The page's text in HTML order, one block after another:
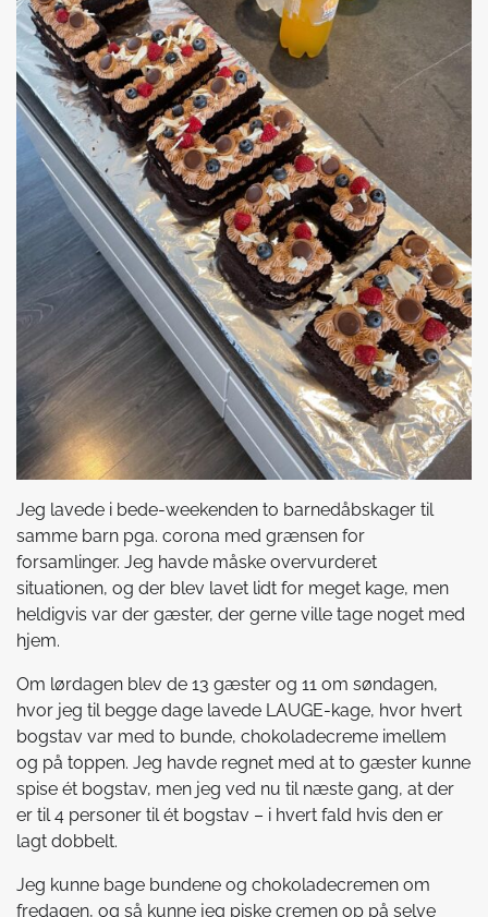
Jeg lavede i bede-weekenden to barnedåbskager til
samme barn pga. corona med grænsen for
forsamlinger. Jeg havde måske overvurderet
situationen, og der blev lavet lidt for meget kage, men
heldigvis var der gæster, der gerne ville tage noget med
hjem.
Om lørdagen blev de 13 gæster og 11 om søndagen,
hvor jeg til begge dage lavede LAUGE-kage, hvor hvert
bogstav var med to bunde, chokoladecreme imellem
og på toppen. Jeg havde regnet med at to gæster kunne
spise ét bogstav, men jeg ved nu til næste gang, at der
er til 4 personer til ét bogstav – i hvert fald hvis den er
lagt dobbelt.
Jeg kunne bage bundene og chokoladecremen om
fredagen, og så kunne jeg piske cremen op på selve